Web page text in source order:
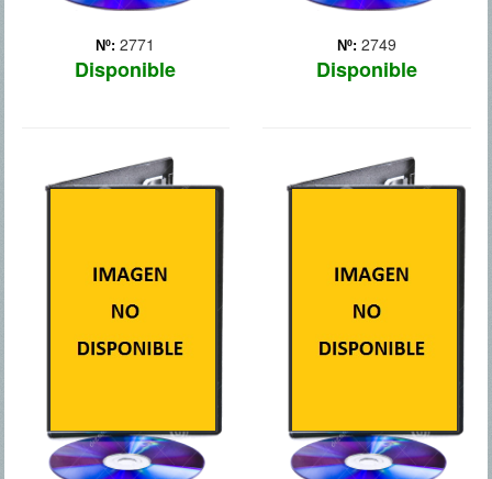
Nº: 2771
Disponible
Nº: 2749
Disponible
La película consta de seis
episodios que alternan la
violencia. Sus personajes
se verán empujados hacia
el abismo y hacia el
innegable placer de perder
la cárcel, y se encuentra
aturdido ante una España
encontrar respuestas en su
interior para despejar su
conv... Más